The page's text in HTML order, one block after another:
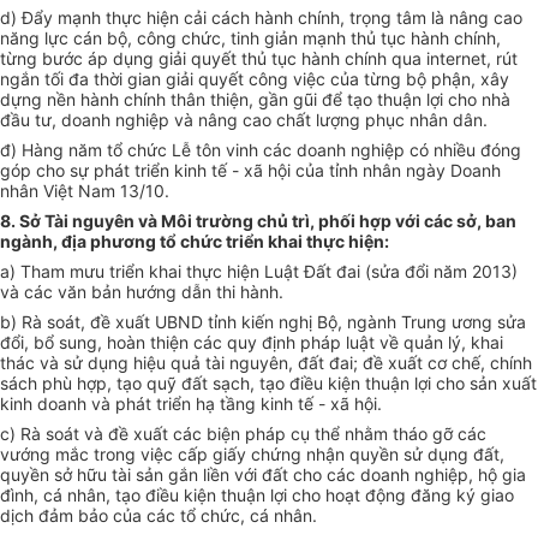
d) Đẩy mạnh thực hiện cải cách hành chính, trọng tâm là nâng cao
năng lực cán bộ, công chức, tinh giản mạnh thủ tục hành chính,
từng bước áp dụng giải quyết thủ tục hành chính qua internet, rút
ngắn tối đa thời gian giải quyết công việc của từng bộ phận, xây
dựng nền hành chính thân thiện, gần gũi để tạo thuận lợi cho nhà
đầu tư, doanh nghiệp và nâng cao chất lượng phục nhân dân.
đ) Hàng năm tổ chức Lễ tôn vinh các doanh nghiệp có nhiều đóng
góp cho sự phát triển kinh tế - xã hội của tỉnh nhân ngày Doanh
nhân Việt Nam 13/10.
8. Sở Tài nguyên và Môi trường chủ trì, phối hợp với các sở, ban
ngành, địa phương tổ chức triển khai thực hiện:
a) Tham mưu triển khai thực hiện Luật Đất đai (sửa đổi năm 2013)
và các văn bản hướng dẫn thi hành.
b) Rà soát, đề xuất UBND tỉnh kiến nghị Bộ, ngành Trung ương sửa
đổi, bổ sung, hoàn thiện các quy định pháp luật về quản lý, khai
thác và sử dụng hiệu quả tài nguyên, đất đai; đề xuất cơ chế, chính
sách phù hợp, tạo quỹ đất sạch, tạo điều kiện thuận lợi cho sản xuất
kinh doanh và phát triển hạ tầng kinh tế - xã hội.
c) Rà soát và đề xuất các biện pháp cụ thể nhằm tháo gỡ các
vướng mắc trong việc cấp giấy chứng nhận quyền sử dụng đất,
quyền sở hữu tài sản gắn liền với đất cho các doanh nghiệp, hộ gia
đình, cá nhân, tạo điều kiện thuận lợi cho hoạt động đăng ký giao
dịch đảm bảo của các tổ chức, cá nhân.